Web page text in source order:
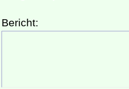
Bericht: